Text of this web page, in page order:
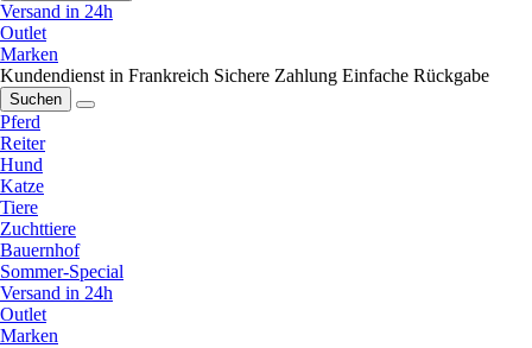
Versand in 24h
Outlet
Marken
Kundendienst in Frankreich Sichere Zahlung Einfache Rückgabe
Suchen
Pferd
Reiter
Hund
Katze
Tiere
Zuchttiere
Bauernhof
Sommer-Special
Versand in 24h
Outlet
Marken